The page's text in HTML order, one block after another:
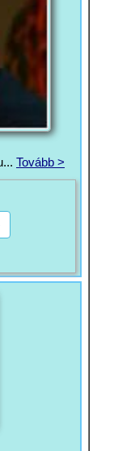
Tovább >